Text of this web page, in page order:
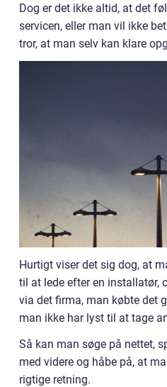
Dog er det ikke altid, at det
servicen, eller man vil ikke
tror, at man selv kan klare
Hurtigt viser det sig dog, at
til at lede efter en installatør,
via det firma, man købte det
man ikke har lyst til at tage
Så kan man søge på nettet,
med videre og håbe på, at
rigtige retning.